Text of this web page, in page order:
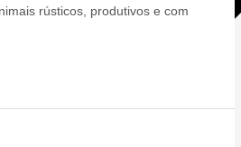
rústicos, produtivos e com